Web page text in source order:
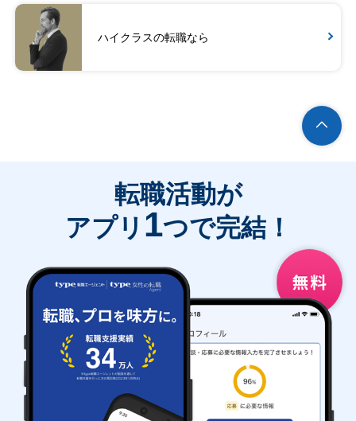
ハイクラスの転職なら
転職活動が
アプリ 1つで完結！